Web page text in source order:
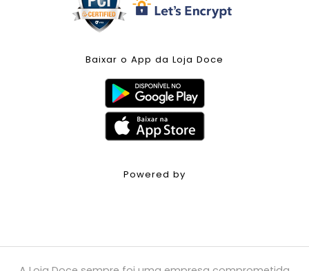
Baixar o App da Loja Doce
Powered by